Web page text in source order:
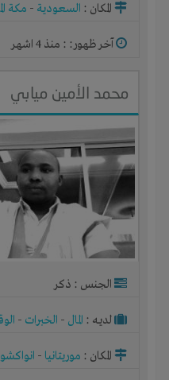
المكان : السعودية - مكة
آخر ظهور: : منذ 4 اشهر
محمد الأمين ميابي
الجنس : ذكر
لديـه : المال - الخبرات -
المكان : موريتانيا -